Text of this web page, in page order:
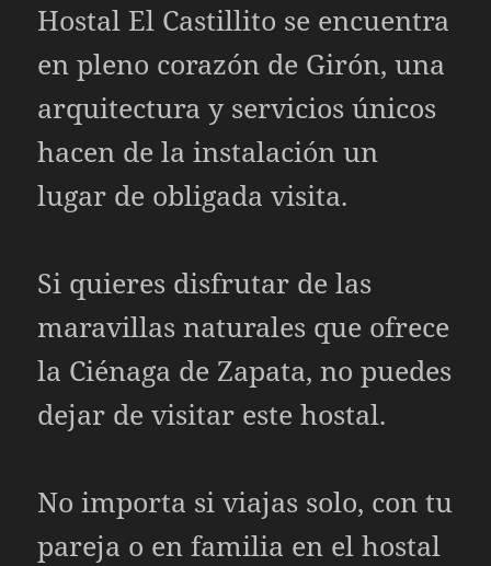
Hostal El Castillito se encuentra
en pleno corazón de Girón, una
arquitectura y servicios únicos
hacen de la instalación un
lugar de obligada visita.
Si quieres disfrutar de las
maravillas naturales que ofrece
la Ciénaga de Zapata, no puedes
dejar de visitar este hostal.
No importa si viajas solo, con tu
pareja o en familia en el hostal